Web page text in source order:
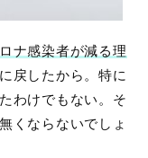
ナ感染者が減る理
戻したから。特に
わけでもない。そ
くならないでしょ